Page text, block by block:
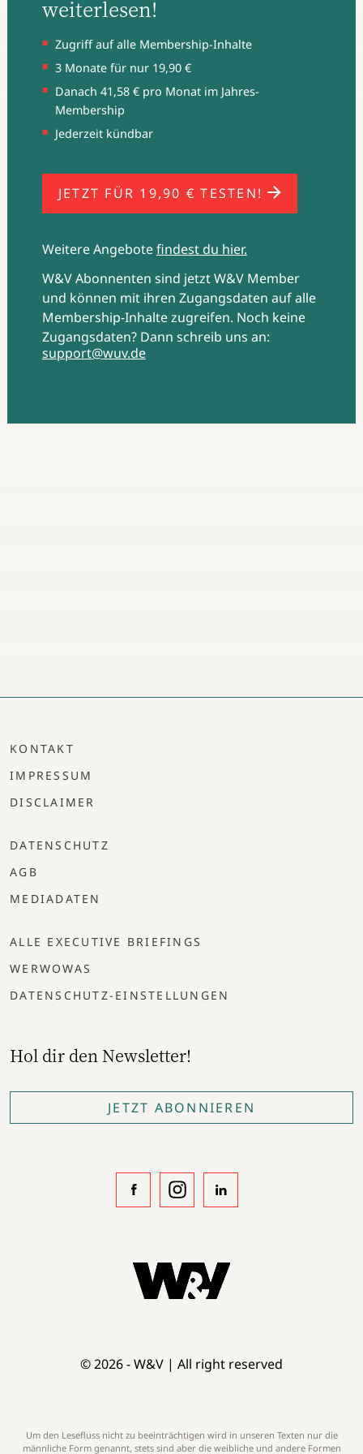
weiterlesen!
Zugriff auf alle Membership-Inhalte
3 Monate für nur 19,90 €
Danach 41,58 € pro Monat im Jahres-
Membership
Jederzeit kündbar
JETZT FÜR 19,90 € TESTEN!
Weitere Angebotefindest du hier.
W&V Abonnenten sind jetzt W&V Member
und können mit ihren Zugangsdaten auf alle
Membership-Inhalte zugreifen. Noch keine
Zugangsdaten? Dann schreib uns an:
support@wuv.de
KONTAKT
IMPRESSUM
DISCLAIMER
DATENSCHUTZ
AGB
MEDIADATEN
ALLE EXECUTIVE BRIEFINGS
WERWOWAS
DATENSCHUTZ-EINSTELLUNGEN
Hol dir den Newsletter!
JETZT ABONNIEREN
© 2026 - W&V | All right reserved
Um den Lesefluss nicht zu beeinträchtigen wird in unseren Texten nur die
männliche Form genannt, stets sind aber die weibliche und andere Formen